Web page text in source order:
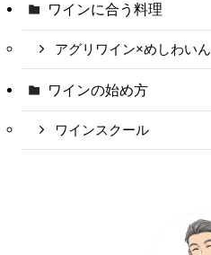
ワインに合う料理
アグリワイン×めしわいん
ワインの始め方
ワインスクール